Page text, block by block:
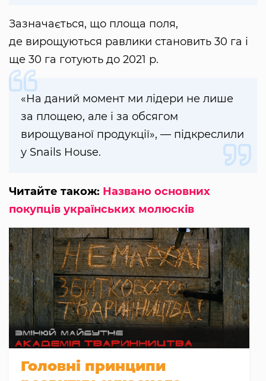
Зазначається, що площа поля,
де вирощуються равлики становить 30 га і
ще 30 га готують до 2021 р.
«На даний момент ми лідери не лише
за площею, але і за обсягом
вирощуваної продукції», — підкреслили
у Snails House.
Читайте також: Названо основних
покупців українських молюсків
Головні принципи